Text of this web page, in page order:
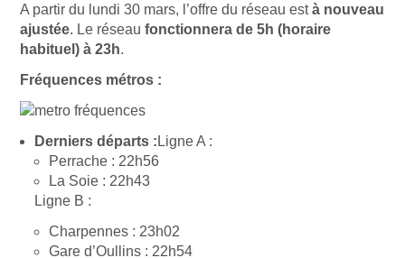
A partir du lundi 30 mars, l’offre du réseau està nouveau
ajustée. Le réseau fonctionnera de 5h (horaire
habituel) à 23h.
Fréquences métros :
Derniers départs : Ligne A :
Perrache : 22h56
La Soie : 22h43
Ligne B :
Charpennes : 23h02
Gare d’Oullins : 22h54